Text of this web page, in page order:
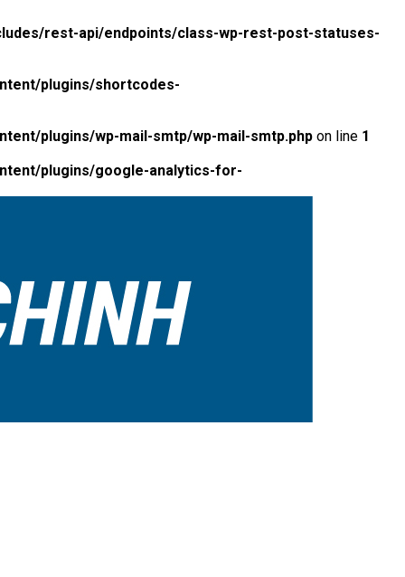
rest-api/endpoints/class-wp-rest-post-statuses-
plugins/shortcodes-
plugins/wp-mail-smtp/wp-mail-smtp.php on line 1
plugins/google-analytics-for-